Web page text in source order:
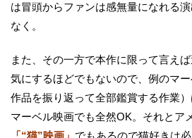
は冒頭からファンは感無量になれる
なく。
また、その一方で本作に限って言え
気にするほどでもないので、例のマ
作品を振り返って全部鑑賞する作業
マーベル映画でも全然OK。それとア